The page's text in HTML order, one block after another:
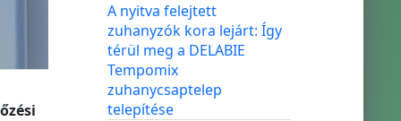
A nyitva felejtett
zuhanyzók kora lejárt: Így
térül meg a DELABIE
Tempomix
zuhanycsaptelep
telepítése